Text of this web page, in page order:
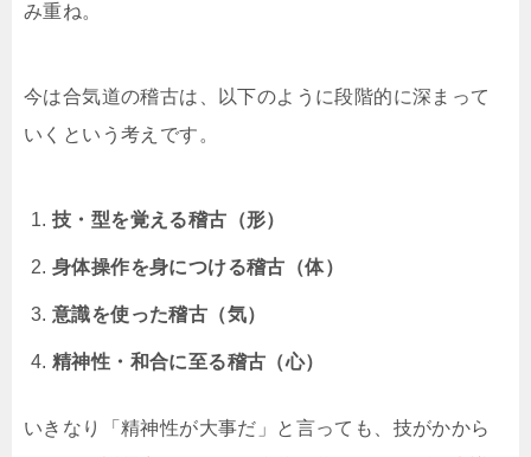
み重ね。
今は合気道の稽古は、以下のように段階的に深まって
いくという考えです。
技・型を覚える稽古（形）
身体操作を身につける稽古（体）
意識を使った稽古（気）
精神性・和合に至る稽古（心）
いきなり「精神性が大事だ」と言っても、技がかから